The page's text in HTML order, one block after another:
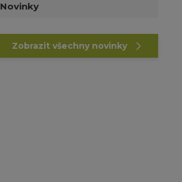
Novinky
Zobrazit všechny novinky